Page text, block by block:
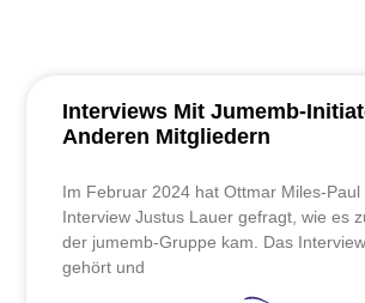
Interviews Mit Jumemb-
Anderen Mitgliedern
Im Februar 2024 hat Ottmar Miles-Paul
Interview Justus Lauer gefragt, wie es
der jumemb-Gruppe kam. Das
gehört und